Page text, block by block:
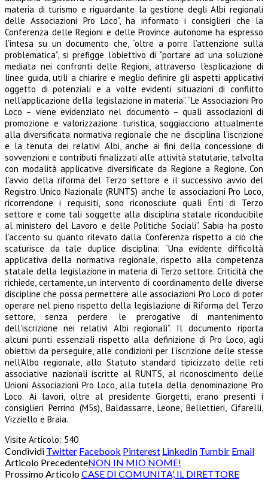
materia di turismo e riguardante la gestione degli Albi regionali
delle Associazioni Pro Loco”, ha informato i consiglieri che la
Conferenza delle Regioni e delle Province autonome ha espresso
l’intesa su un documento che, “oltre a porre l’attenzione sulla
problematica”, si prefigge l’obiettivo di “portare ad una soluzione
mediata nei confronti delle Regioni, attraverso l’esplicazione di
linee guida, utili a chiarire e meglio definire gli aspetti applicativi
oggetto di potenziali e a volte evidenti situazioni di conflitto
nell’applicazione della legislazione in materia”. “Le Associazioni Pro
Loco – viene evidenziato nel documento – quali associazioni di
promozione e valorizzazione turistica, soggiacciono attualmente
alla diversificata normativa regionale che ne disciplina l’iscrizione
e la tenuta dei relativi Albi, anche ai fini della concessione di
sovvenzioni e contributi finalizzati alle attività statutarie, talvolta
con modalità applicative diversificate da Regione a Regione. Con
l’avvio della riforma del Terzo settore e il successivo avvio del
Registro Unico Nazionale (RUNTS) anche le associazioni Pro Loco,
ricorrendone i requisiti, sono riconosciute quali Enti di Terzo
settore e come tali soggette alla disciplina statale riconducibile
al ministero del Lavoro e delle Politiche Sociali”. Sabia ha posto
l’accento su quanto rilevato dalla Conferenza rispetto a ciò che
scaturisce da taleduplice disciplina: “Una evidente difficoltà
applicativa della normativa regionale, rispetto alla competenza
statale della legislazione in materia di Terzo settore. Criticità che
richiede, certamente,un intervento di coordinamento delle diverse
discipline che possa permettere alle associazioni ProLoco di poter
operare nel pieno rispetto della legislazione di Riforma del Terzo
settore, senzaperdere le prerogative di mantenimento
dell’iscrizione nei relativi Albi regionali”. Il documento riporta
alcuni punti essenziali rispetto alla definizione di Pro Loco, agli
obiettivi da perseguire, alle condizioni per l’iscrizione delle stesse
nell’Albo regionale, allo Statuto standard tipicizzato delle reti
associative nazionali iscritte al RUNTS, al riconoscimento delle
Unioni Associazioni Pro Loco, alla tutela della denominazione Pro
Loco. Ai lavori, oltre al presidente Giorgetti, erano presenti i
consiglieri Perrino (M5s), Baldassarre, Leone, Bellettieri, Cifarelli,
Vizziello e Braia.
Visite Articolo: 540
Condividi Twitter Facebook Pinterest LinkedIn Tumblr Email
Articolo PrecedenteNON IN MIO NOME!
Prossimo ArticoloCASE DI COMUNITA’, IL DIRETTORE